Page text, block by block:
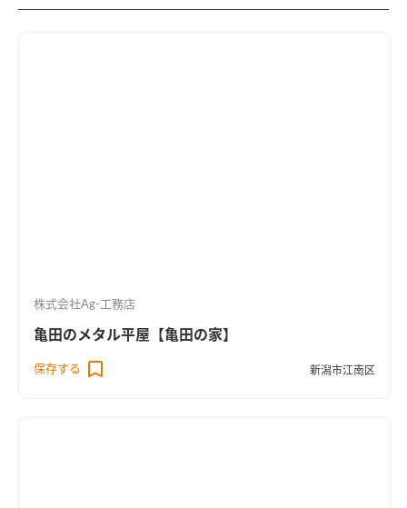
株式会社Ag-工務店
亀田のメタル平屋【亀田の家】
保存する 新潟市江南区